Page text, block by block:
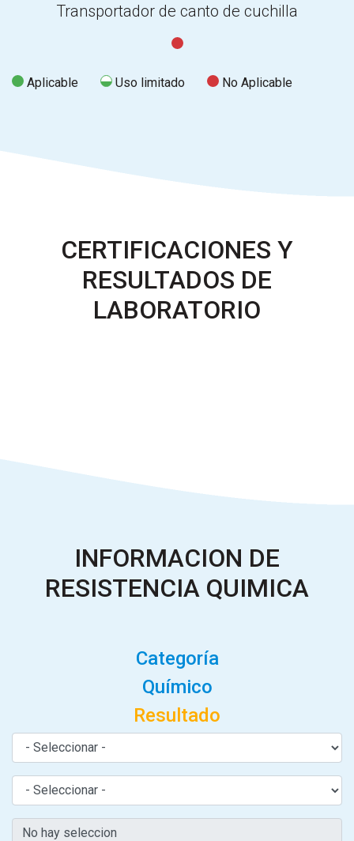
Transportador de canto de cuchilla
Aplicable Uso limitado No Aplicable
CERTIFICACIONES Y
RESULTADOS DE
LABORATORIO
INFORMACION DE
RESISTENCIA QUIMICA
Categoría
Químico
Resultado